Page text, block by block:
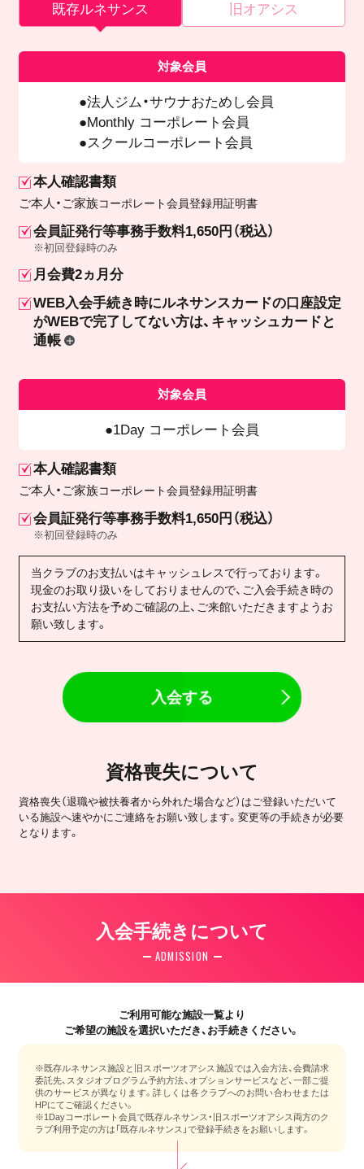
既存ルネサンス 旧オアシス
対象会員
法人ジム・サウナおためし会員
Monthly コーポレート会員
スクールコーポレート会員
本人確認書類
ご本人・ご家族コーポレート会員登録用証明書
会員証発行等事務手数料1,650円（税込）
※初回登録時のみ
月会費2ヵ月分
WEB入会手続き時にルネサンスカードの口座設定
がWEBで完了してない方は、キャッシュカードと
通帳
対象会員
1Day コーポレート会員
本人確認書類
ご本人・ご家族コーポレート会員登録用証明書
会員証発行等事務手数料1,650円（税込）
※初回登録時のみ
当クラブのお支払いはキャッシュレスで行っております。
現金のお取り扱いをしておりませんので、ご入会手続き時の
お支払い方法を予めご確認の上、ご来館いただきますようお
願い致します。
入会する
資格喪失について
資格喪失（退職や被扶養者から外れた場合など）はご登録いただいて
いる施設へ速やかにご連絡をお願い致します。変更等の手続きが必要
となります。
入会手続きについて
ADMISSION
ご利用可能な施設一覧より
ご希望の施設を選択いただき、お手続きください。
※既存ルネサンス施設と旧スポーツオアシス施設では入会方法、会費請求
委託先、スタジオプログラム予約方法、オプションサービスなど、一部ご提
供のサービスが異なります。詳しくは各クラブへのお問い合わせまたは
HPにてご確認ください。
※1Dayコーポレート会員で既存ルネサンス・旧スポーツオアシス両方のク
ラブ利用予定の方は「既存ルネサンス」で登録手続きをお願いします。